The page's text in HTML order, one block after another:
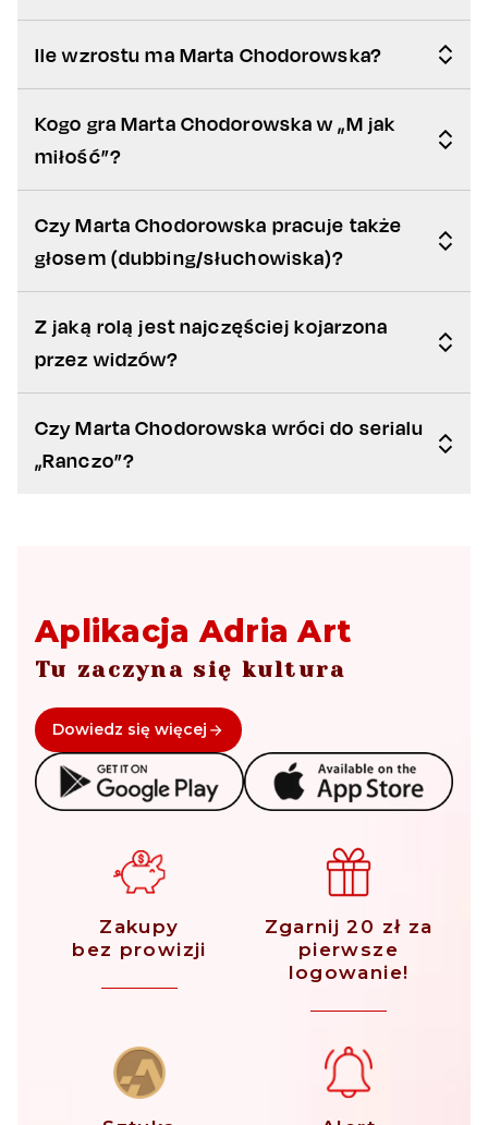
Ile wzrostu ma Marta Chodorowska?
Kogo gra Marta Chodorowska w „M jak
miłość”?
Czy Marta Chodorowska pracuje także
głosem (dubbing/słuchowiska)?
Z jaką rolą jest najczęściej kojarzona
przez widzów?
Czy Marta Chodorowska wróci do serialu
„Ranczo”?
Aplikacja Adria Art
Tu zaczyna się kultura
Dowiedz się więcej
Zakupy
bez prowizji
Zgarnij 20 zł za
pierwsze
logowanie!